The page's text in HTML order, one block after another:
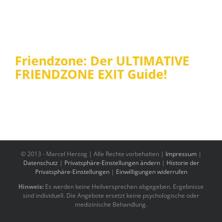
Friendzone: Der ULTIMATIVE
FRIENDZONE EXIT Guide!
© 2013 - Marcel Herzog | Alle Rechte vorbehalten | Impressum |
Datenschutz | Privatsphäre-Einstellungen ändern| Historie der
Privatsphäre-Einstellungen| Einwilligungen widerrufen
Hinweis: Es werden keine Heilversprechen abgegeben. Ergebnisse
sind individuell. Die Angebote ersetzt keine psychologische oder
medizinische Behandlung.